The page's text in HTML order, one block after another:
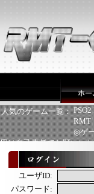
人気のゲーム一覧：
RMT
◎ゲ
用は自己責任でお願いい
ユーザID:
パスワード: